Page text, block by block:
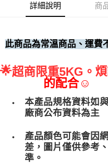
詳細說明 商
此商品為常溫商品、運費
🌟超商限重5KG。
的配合☺
本產品規格資料如
廠商公布資料為主
產品顏色可能會因
差，圖片僅供參考
準。